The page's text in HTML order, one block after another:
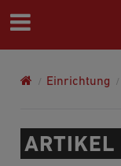
Einrichtung
ARTIKEL